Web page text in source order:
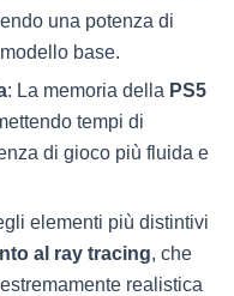
una potenza di
base.
: La memoria della PS5
tempi di
di gioco più fluida e
elementi più distintivi
al ray tracing, che
realistica